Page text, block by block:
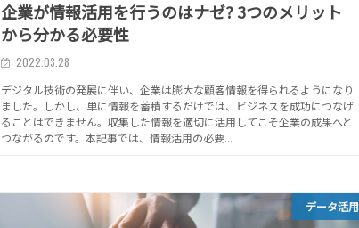
企業が情報活用を行うのはナゼ? 3つのメリット
から分かる必要性
2022.03.28
デジタル技術の発展に伴い、企業は膨大な顧客情報を得られるようになり
ました。しかし、単に情報を蓄積するだけでは、ビジネスを成功につなげ
ることはできません。収集した情報を適切に活用してこそ企業の成果へと
つながるのです。本記事では、情報活用の必要...
データ活用